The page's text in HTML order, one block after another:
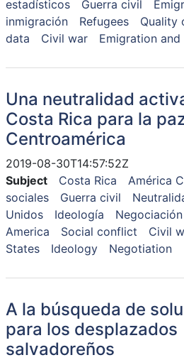
estadísticos
Guerra civil
inmigración
Refugees Quality
data
Civil war Emigration
Una neutralidad
Costa Rica para la
Centroamérica
2019-08-30T14:57:52Z
Subject
Costa Rica América
sociales
Guerra civil
Unidos
Ideología Negociación
America
Social conflict Civil
States
Ideology Negotiation
A la búsqueda de
para los desplazados
salvadoreños